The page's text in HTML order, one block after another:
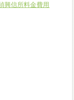
興信所料金費用